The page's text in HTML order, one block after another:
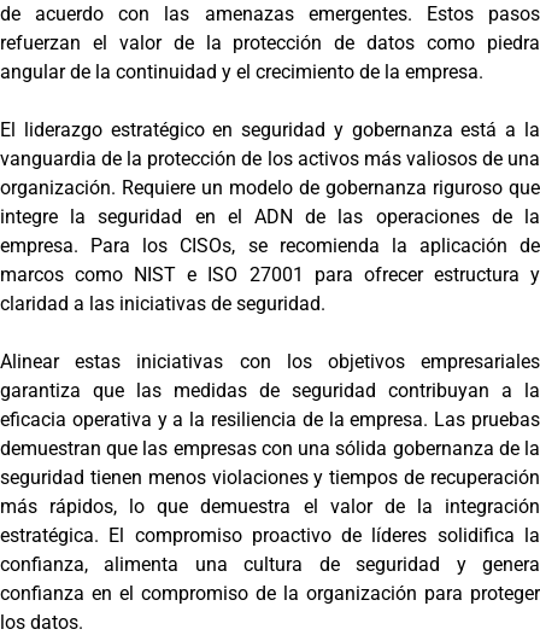
de acuerdo con las amenazas emergentes. Estos pasos
refuerzan el valor de la protección de datos como piedra
angular de la continuidad y el crecimiento de la empresa.
El liderazgo estratégico en seguridad y gobernanza está a la
vanguardia de la protección de los activos más valiosos de una
organización. Requiere un modelo de gobernanza riguroso que
integre la seguridad en el ADN de las operaciones de la
empresa. Para los CISOs, se recomienda la aplicación de
marcos como NIST e ISO 27001 para ofrecer estructura y
claridad a las iniciativas de seguridad.
Alinear estas iniciativas con los objetivos empresariales
garantiza que las medidas de seguridad contribuyan a la
eficacia operativa y a la resiliencia de la empresa. Las pruebas
demuestran que las empresas con una sólida gobernanza de la
seguridad tienen menos violaciones y tiempos de recuperación
más rápidos, lo que demuestra el valor de la integración
estratégica. El compromiso proactivo de líderes solidifica la
confianza, alimenta una cultura de seguridad y genera
confianza en el compromiso de la organización para proteger
los datos.